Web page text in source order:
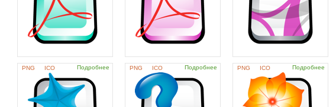
PNG ICO Подробнее PNG ICO Подробнее PNG ICO Подробнее